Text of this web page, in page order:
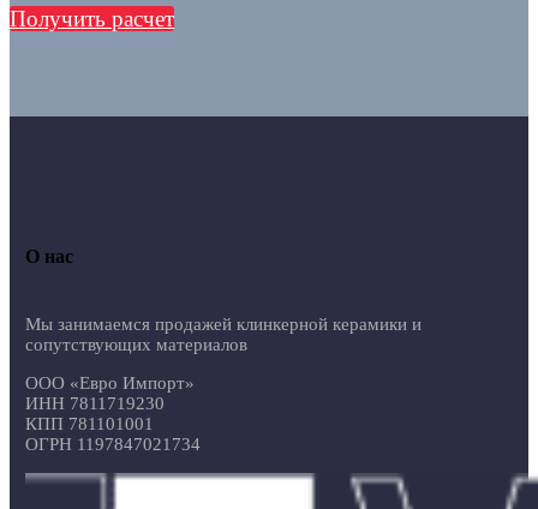
Получить расчет
О нас
Мы занимаемся продажей клинкерной керамики и
сопутствующих материалов
ООО «Евро Импорт»
ИНН 7811719230
КПП 781101001
ОГРН 1197847021734